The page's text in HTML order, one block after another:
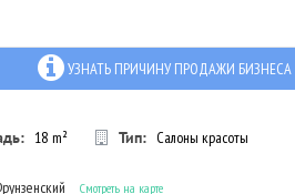
УЗНАТЬ ПРИЧИНУ ПРОДАЖИ БИЗНЕСА
18 m² Тип: Салоны красоты
Смотреть на карте